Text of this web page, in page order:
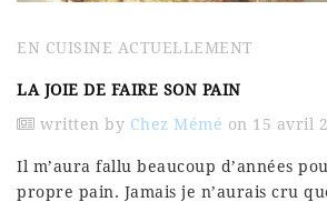
EN CUISINE ACTUELLEMENT
LA JOIE DE FAIRE SON PAIN
written by Chez Mémé on 15 avril
Il m’aura fallu beaucoup d’années
propre pain. Jamais je n’aurais cru